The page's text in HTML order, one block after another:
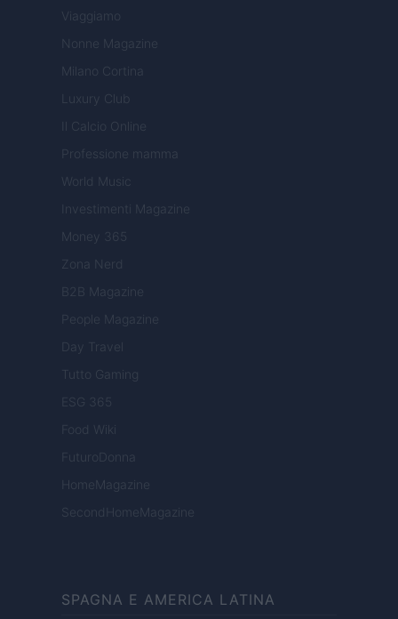
Viaggiamo
Nonne Magazine
Milano Cortina
Luxury Club
Il Calcio Online
Professione mamma
World Music
Investimenti Magazine
Money 365
Zona Nerd
B2B Magazine
People Magazine
Day Travel
Tutto Gaming
ESG 365
Food Wiki
FuturoDonna
HomeMagazine
SecondHomeMagazine
SPAGNA E AMERICA LATINA